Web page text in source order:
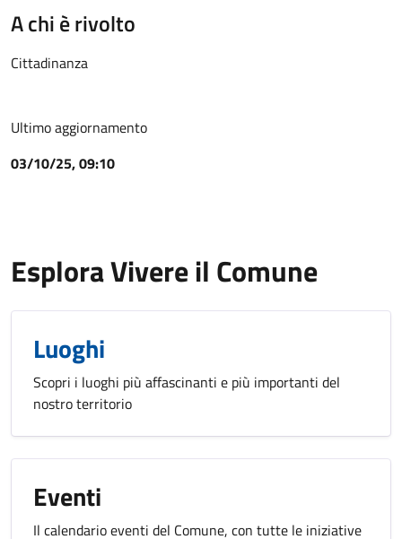
A chi è rivolto
Cittadinanza
Ultimo aggiornamento
03/10/25, 09:10
Esplora Vivere il Comune
Luoghi
Scopri i luoghi più affascinanti e più importanti del
nostro territorio
Eventi
Il calendario eventi del Comune, con tutte le iniziative